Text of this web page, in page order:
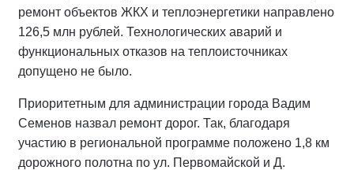
ремонт объектов ЖКХ и теплоэнергетики направлено
126,5 млн рублей. Технологических аварий и
функциональных отказов на теплоисточниках
допущено не было.
Приоритетным для администрации города Вадим
Семенов назвал ремонт дорог. Так, благодаря
участию в региональной программе положено 1,8 км
дорожного полотна по ул. Первомайской и Д.